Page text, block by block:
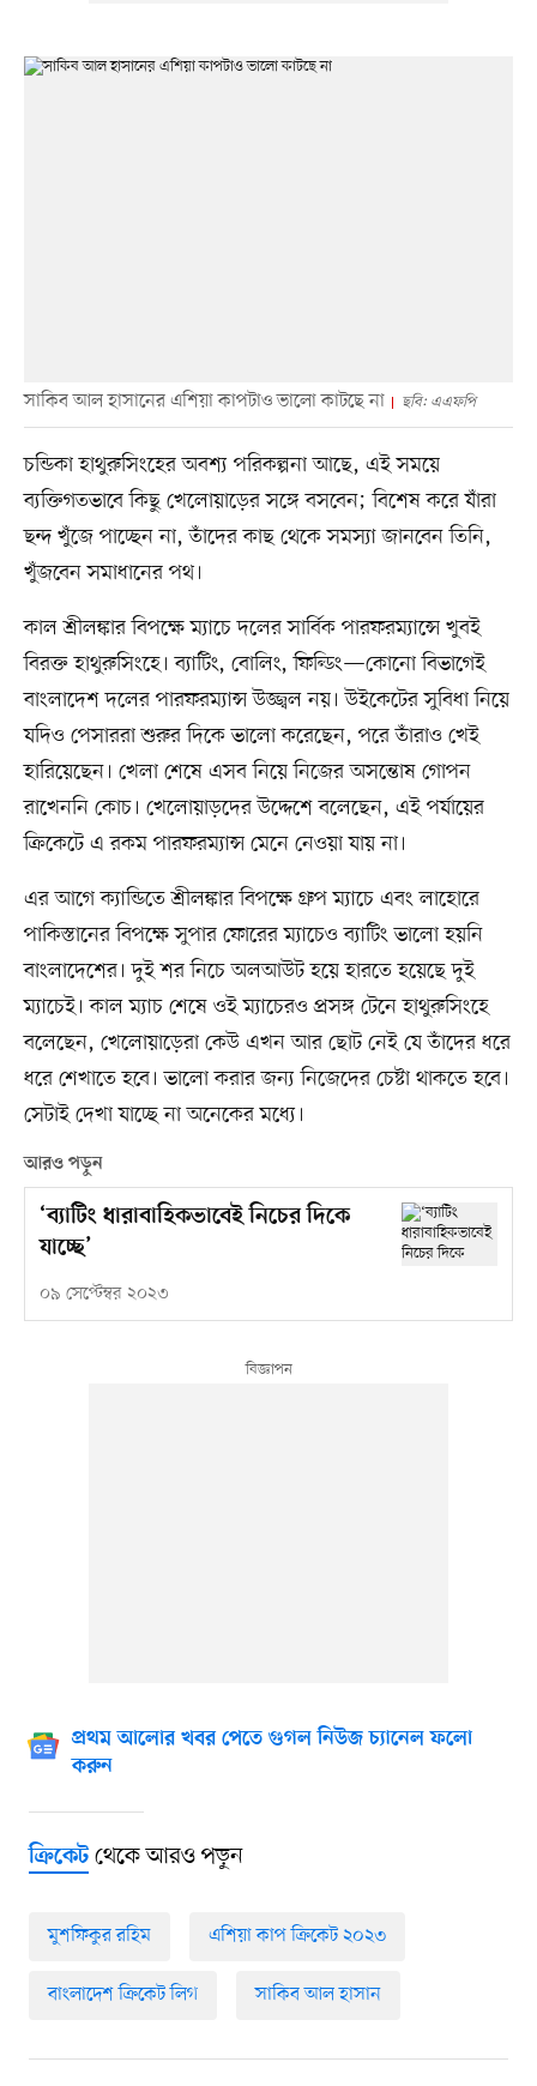
সাকিব আল হাসানের এশিয়া কাপটাও ভালো কাটছে না ছবি: এএফপি
চন্ডিকা হাথুরুসিংহের অবশ্য পরিকল্পনা আছে, এই সময়ে
ব্যক্তিগতভাবে কিছু খেলোয়াড়ের সঙ্গে বসবেন; বিশেষ করে যাঁরা
ছন্দ খুঁজে পাচ্ছেন না, তাঁদের কাছ থেকে সমস্যা জানবেন তিনি,
খুঁজবেন সমাধানের পথ।
কাল শ্রীলঙ্কার বিপক্ষে ম্যাচে দলের সার্বিক পারফরম্যান্সে খুবই
বিরক্ত হাথুরুসিংহে। ব্যাটিং, বোলিং, ফিল্ডিং—কোনো বিভাগেই
বাংলাদেশ দলের পারফরম্যান্স উজ্জ্বল নয়। উইকেটের সুবিধা নিয়ে
যদিও পেসাররা শুরুর দিকে ভালো করেছেন, পরে তাঁরাও খেই
হারিয়েছেন। খেলা শেষে এসব নিয়ে নিজের অসন্তোষ গোপন
রাখেননি কোচ। খেলোয়াড়দের উদ্দেশে বলেছেন, এই পর্যায়ের
ক্রিকেটে এ রকম পারফরম্যান্স মেনে নেওয়া যায় না।
এর আগে ক্যান্ডিতে শ্রীলঙ্কার বিপক্ষে গ্রুপ ম্যাচে এবং লাহোরে
পাকিস্তানের বিপক্ষে সুপার ফোরের ম্যাচেও ব্যাটিং ভালো হয়নি
বাংলাদেশের। দুই শর নিচে অলআউট হয়ে হারতে হয়েছে দুই
ম্যাচেই। কাল ম্যাচ শেষে ওই ম্যাচেরও প্রসঙ্গ টেনে হাথুরুসিংহে
বলেছেন, খেলোয়াড়েরা কেউ এখন আর ছোট নেই যে তাঁদের ধরে
ধরে শেখাতে হবে। ভালো করার জন্য নিজেদের চেষ্টা থাকতে হবে।
সেটাই দেখা যাচ্ছে না অনেকের মধ্যে।
আরও পড়ুন
‘ব্যাটিং ধারাবাহিকভাবেই নিচের দিকে
যাচ্ছে’
০৯ সেপ্টেম্বর ২০২৩
প্রথম আলোর খবর পেতে গুগল নিউজ চ্যানেল ফলো
করুন
ক্রিকেটথেকে আরও পড়ুন
মুশফিকুর রহিম এশিয়া কাপ ক্রিকেট ২০২৩
বাংলাদেশ ক্রিকেট লিগ সাকিব আল হাসান